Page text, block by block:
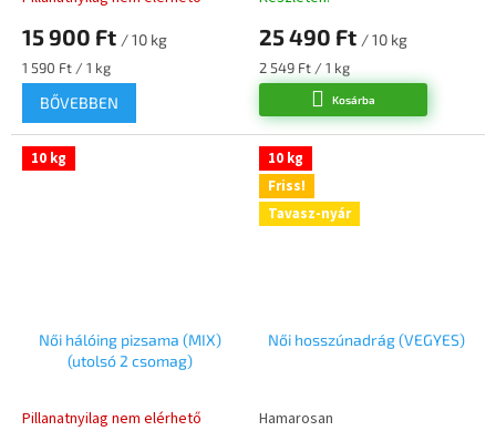
15 900 Ft / 10 kg
Egységár:
1 590 Ft / 1 kg
BŐVEBBEN
25 490 Ft / 10 kg
Egységár:
2 549 Ft / 1 kg
Kosárba
10 kg
Női hálóing pizsama (MIX)
(utolsó 2 csomag)
Pillanatnyilag nem elérhető
10 kg
Friss!
Tavasz-nyár
Női hosszúnadrág (VEGYES)
Hamarosan